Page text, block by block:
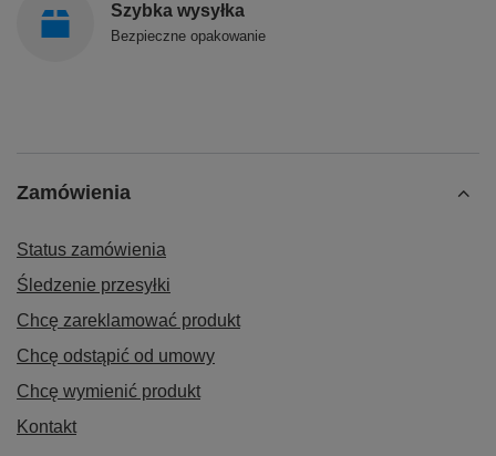
Szybka wysyłka
Bezpieczne opakowanie
Zamówienia
Status zamówienia
Śledzenie przesyłki
Chcę zareklamować produkt
Chcę odstąpić od umowy
Chcę wymienić produkt
Kontakt